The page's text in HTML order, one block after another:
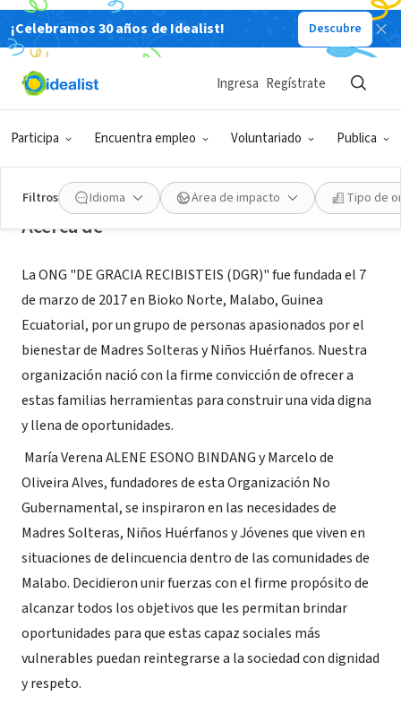
¡Celebramos 30 años de Idealist! Descubre
Participa Encuentra empleo Voluntariado Publica
Ingresa Regístrate
Filtros Idioma Área de impacto Tipo de
ONG De Gracia Recibisteis
Malabo, Bioko Norte, Guinea
Ecuatorial
Acerca de
La ONG "DE GRACIA RECIBISTEIS (DGR)" fue fundada el 7
de marzo de 2017 en Bioko Norte, Malabo, Guinea
Ecuatorial, por un grupo de personas apasionados por el
bienestar de Madres Solteras y Niños Huérfanos. Nuestra
organización nació con la firme convicción de ofrecer a
estas familias herramientas para construir una vida digna
y llena de oportunidades.
María Verena ALENE ESONO BINDANG y Marcelo de
Oliveira Alves, fundadores de esta Organización No
Gubernamental, se inspiraron en las necesidades de
Madres Solteras, Niños Huérfanos y Jóvenes que viven en
situaciones de delincuencia dentro de las comunidades de
Malabo. Decidieron unir fuerzas con el firme propósito de
alcanzar todos los objetivos que les permitan brindar
oportunidades para que estas capaz sociales más
vulnerables puedan reintegrarse a la sociedad con dignidad
y respeto.